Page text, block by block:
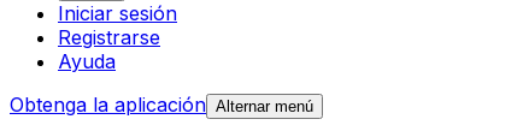
Iniciar sesión
Registrarse
Ayuda
Obtenga la aplicación Alternar menú